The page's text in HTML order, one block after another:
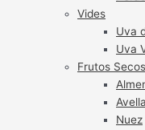
Vides
Uva
Uva
Frutos Secos
Nuez